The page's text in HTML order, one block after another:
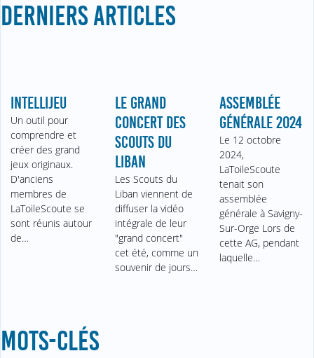
DERNIERS ARTICLES
INTELLIJEU
Un outil pour
comprendre et
créer des grand
jeux originaux.
D'anciens
membres de
LaToileScoute se
sont réunis autour
de…
LE GRAND
CONCERT DES
SCOUTS DU
LIBAN
Les Scouts du
Liban viennent de
diffuser la vidéo
intégrale de leur
"grand concert"
cet été, comme un
souvenir de jours…
ASSEMBLÉE
GÉNÉRALE 2024
Le 12 octobre
2024,
LaToileScoute
tenait son
assemblée
générale à Savigny-
Sur-Orge Lors de
cette AG, pendant
laquelle…
MOTS-CLÉS